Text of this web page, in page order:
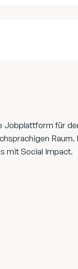
Jobplattform für
Raum.
mit Social Impact.